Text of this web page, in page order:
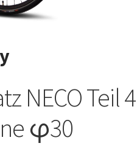
NECO Teil 4
φ30